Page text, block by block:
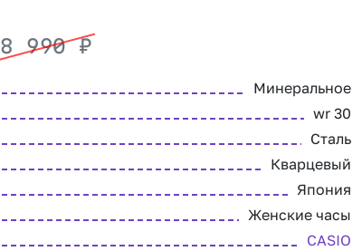
8 990₽
Минеральное
wr 30
Сталь
Кварцевый
Япония
Женские часы
CASIO